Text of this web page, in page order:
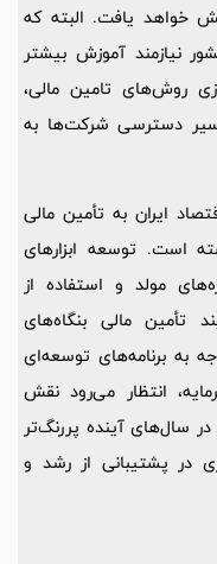
خواهد یافت. البته که
نیازمند آموزش بیشتر
روش‌های تامین مالی،
دسترسی شرکت‌ها به
ایران به تأمین مالی
است. توسعه ابزارهای
مولد و استفاده از
تأمین مالی بنگاه‌های
به برنامه‌های توسعه‌ای
انتظار می‌رود نقش
در سال‌های آینده پررنگ‌تر
در پشتیبانی از رشد و